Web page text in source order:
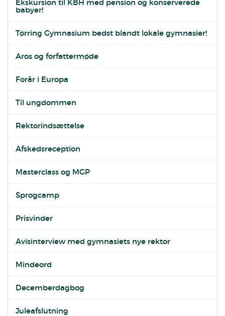
Ekskursion til KBH med pension og konserverede
babyer!
Tørring Gymnasium bedst blandt lokale gymnasier!
Aros og forfattermøde
Forår i Europa
Til ungdommen
Rektorindsættelse
Afskedsreception
Masterclass og MGP
Sprogcamp
Prisvinder
Avisinterview med gymnasiets nye rektor
Mindeord
Decemberdagbog
Juleafslutning